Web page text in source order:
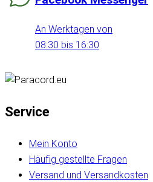
An Werktagen von
08:30 bis 16:30
Service
Mein Konto
Häufig gestellte Fragen
Versand und Versandkosten